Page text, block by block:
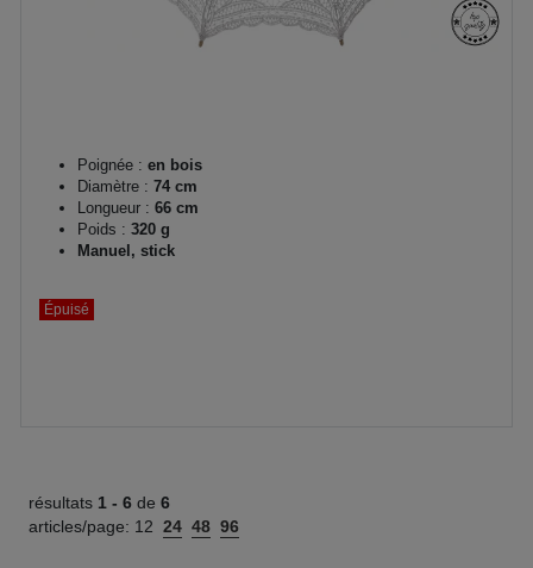
Poignée : en bois
Diamètre : 74 cm
Longueur : 66 cm
Poids : 320 g
Manuel, stick
Épuisé
résultats 1 - 6 de 6
articles/page: 12 24 48 96